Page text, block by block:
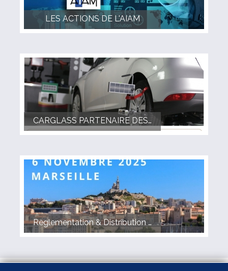
LES ACTIONS DE L'AIAM
CARGLASS PARTENAIRE DES RENCONTRES DE L AIAM
Règlementation & Distribution - 6 NOVEMBRE 2025